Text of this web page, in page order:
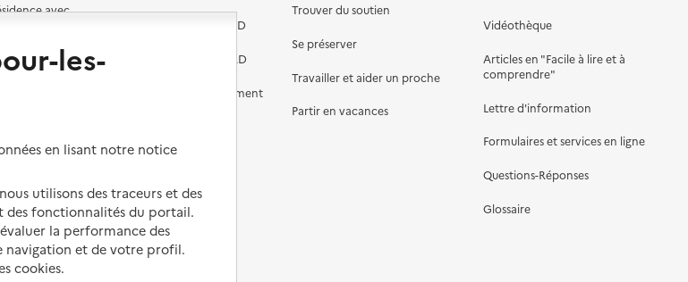
avec
Préparer l'entrée en EHPAD
Aides financières en EHPAD
Prévention, accompagnement
EHPAD
Droits en EHPAD
Fin de vie en EHPAD
Trouver du soutien
Se préserver
Travailler et aider un proche
Partir en vacances
Vidéothèque
Articles en "Facile à lire et à
comprendre"
Lettre d'information
Formulaires et services en ligne
Questions-Réponses
Glossaire
les-
en lisant notre notice
utilisons des traceurs et des
des fonctionnalités du portail.
la performance des
navigation et de votre profil.
cookies.